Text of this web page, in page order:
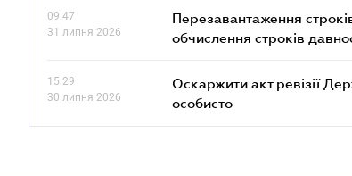
09.47
31 липня 2026
Перезавантаження
обчислення строків
15.29
30 липня 2026
Оскаржити акт ревізії
особисто